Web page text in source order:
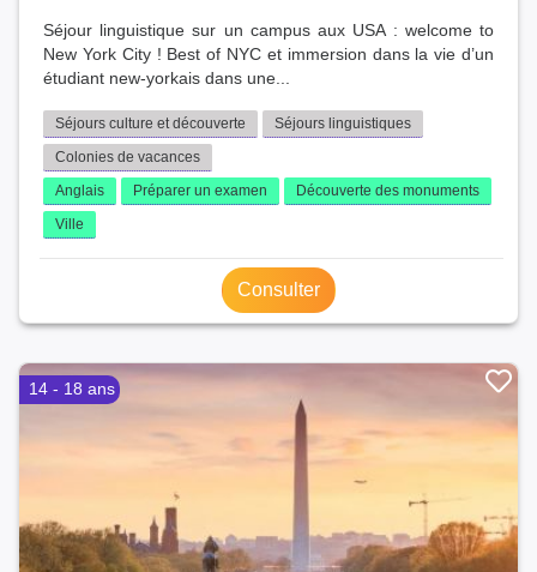
Séjour linguistique sur un campus aux USA : welcome to
New York City ! Best of NYC et immersion dans la vie d’un
étudiant new-yorkais dans une...
Séjours culture et découverte
Séjours linguistiques
Colonies de vacances
Anglais
Préparer un examen
Découverte des monuments
Ville
Consulter
14 - 18 ans